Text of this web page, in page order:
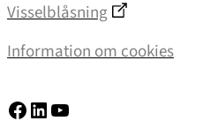
Visselblåsning
Information om cookies
Facebook
LinkedIn
YouTube